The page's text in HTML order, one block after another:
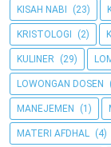
KISAH NABI (23)
KRISTOLOGI (2)
KULINER (29)
LOWONGAN DOSEN
MANEJEMEN (1)
MATERI AFDHAL (4)